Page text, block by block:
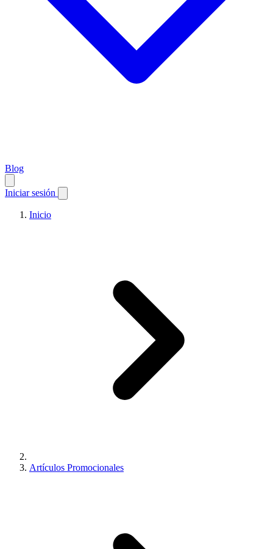
Blog
Iniciar sesión
Inicio
Artículos Promocionales